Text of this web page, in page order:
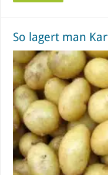
So lagert man